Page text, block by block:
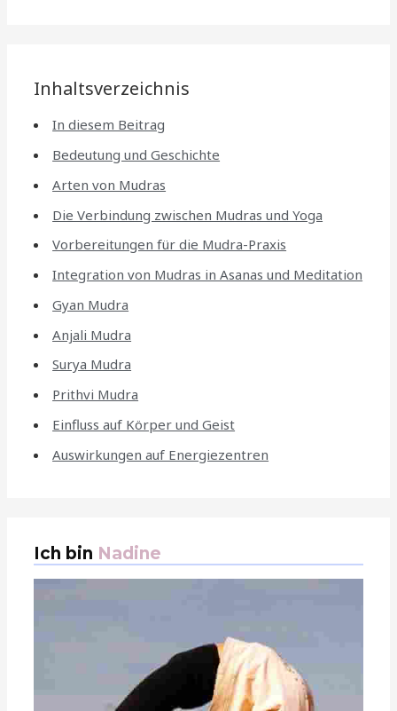
Inhaltsverzeichnis
In diesem Beitrag
Bedeutung und Geschichte
Arten von Mudras
Die Verbindung zwischen Mudras und Yoga
Vorbereitungen für die Mudra-Praxis
Integration von Mudras in Asanas und Meditation
Gyan Mudra
Anjali Mudra
Surya Mudra
Prithvi Mudra
Einfluss auf Körper und Geist
Auswirkungen auf Energiezentren
Ich bin Nadine